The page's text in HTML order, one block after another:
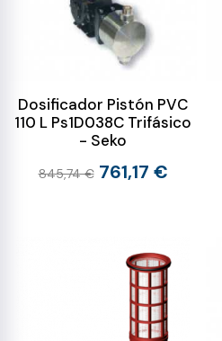
Dosificador Pistón PVC
110 L Ps1D038C Trifásico
- Seko
845,74 € 761,17 €